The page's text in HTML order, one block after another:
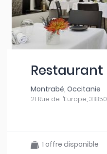
Restaurant
Montrabé, Occitanie
21 Rue de l’Europe,
1 offre disponible